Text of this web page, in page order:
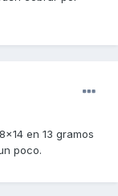
en 13 gramos
poco.